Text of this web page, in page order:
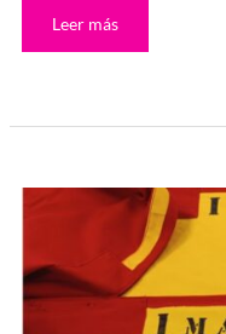
Leer más
Muleta